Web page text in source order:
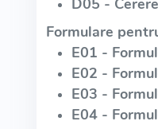
D05 -
Formulare
E01 -
E02 -
E03 -
E04 -